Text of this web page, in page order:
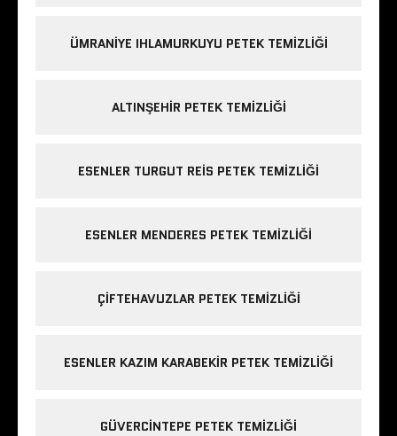
ÜMRANIYE IHLAMURKUYU PETEK TEMIZLIĞI
ALTINŞEHIR PETEK TEMIZLIĞI
ESENLER TURGUT REIS PETEK TEMIZLIĞI
ESENLER MENDERES PETEK TEMIZLIĞI
ÇIFTEHAVUZLAR PETEK TEMIZLIĞI
ESENLER KAZIM KARABEKIR PETEK TEMIZLIĞI
GÜVERCINTEPE PETEK TEMIZLIĞI